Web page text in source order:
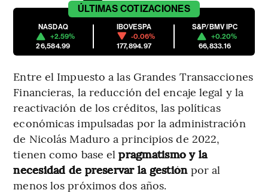
ÚLTIMAS COTIZACIONES
NASDAQ
+2.59%
26,584.99
IBOVESPA
-0.06%
177,894.97
S&P/BMV IPC
+0.20%
66,833.16
Entre el Impuesto a las Grandes Transacciones
Financieras, la reducción del encaje legal y la
reactivación de los créditos, las políticas
económicas impulsadas por la administración
de Nicolás Maduro a principios de 2022,
tienen como base elpragmatismo y la
necesidad de preservar la gestión por al
menos los próximos dos años.